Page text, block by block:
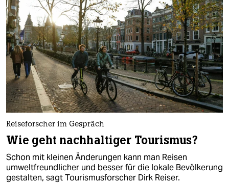
Reiseforscher im Gespräch
Wie geht nachhaltiger Tourismus?
Schon mit kleinen Änderungen kann man Reisen
umweltfreundlicher und besser für die lokale Bevölkerung
gestalten, sagt Tourismusforscher Dirk Reiser.